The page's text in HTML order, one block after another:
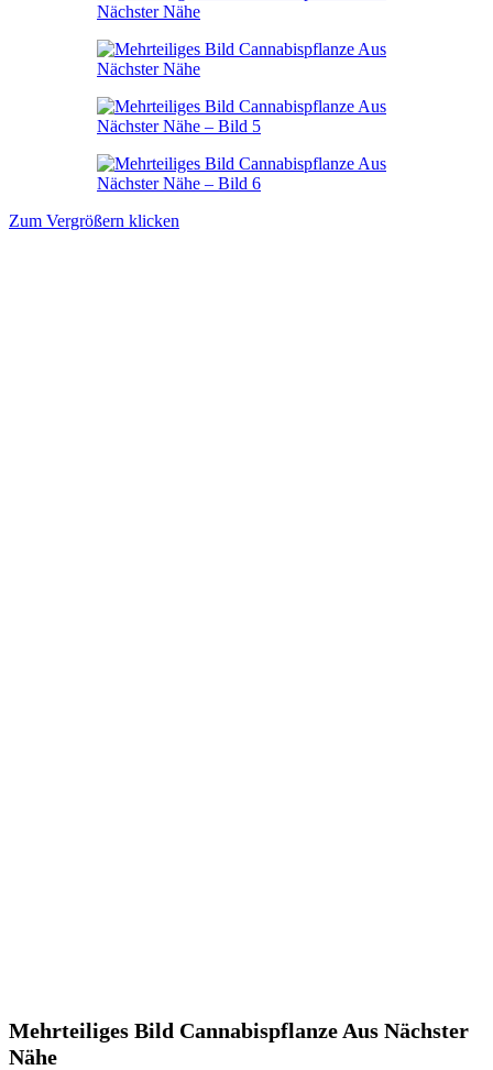
Zum Vergrößern klicken
Mehrteiliges Bild Cannabispflanze Aus Nächster
Nähe